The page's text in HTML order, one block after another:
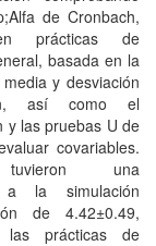
de Cronbach,
prácticas de
basada en la
y desviación
así como el
y las pruebas U de
covariables.
una
a la simulación
de 4.42±0.49,
las prácticas de